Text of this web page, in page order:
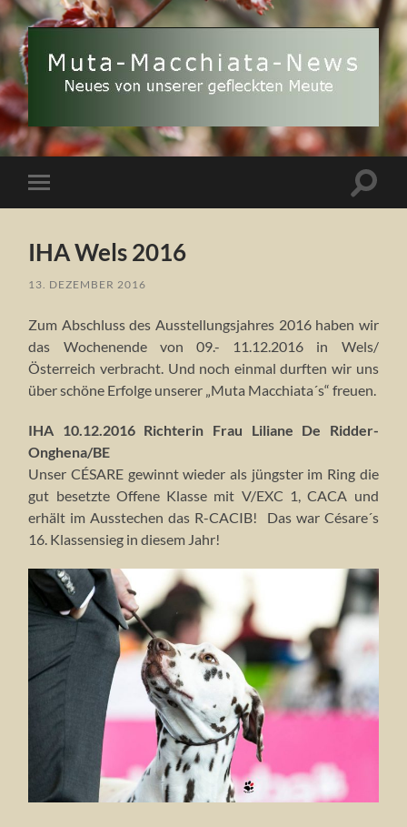
Muta
Macchiata-
News
Mobile-
Menü
IHA Wels 2016
13. DEZEMBER 2016
Zum Abschluss des Ausstellungsjahres 2016 haben wir
das Wochenende von 09.- 11.12.2016 in Wels/
Österreich verbracht. Und noch einmal durften wir uns
über schöne Erfolge unserer „Muta Macchiata´s“ freuen.
IHA 10.12.2016 Richterin Frau Liliane De Ridder-
Onghena/BE
Unser CÉSARE gewinnt wieder als jüngster im Ring die
gut besetzte Offene Klasse mit V/EXC 1, CACA und
erhält im Ausstechen das R-CACIB! Das war Césare´s
16. Klassensieg in diesem Jahr!